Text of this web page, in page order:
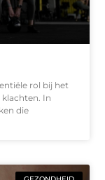
rol bij het
In
die